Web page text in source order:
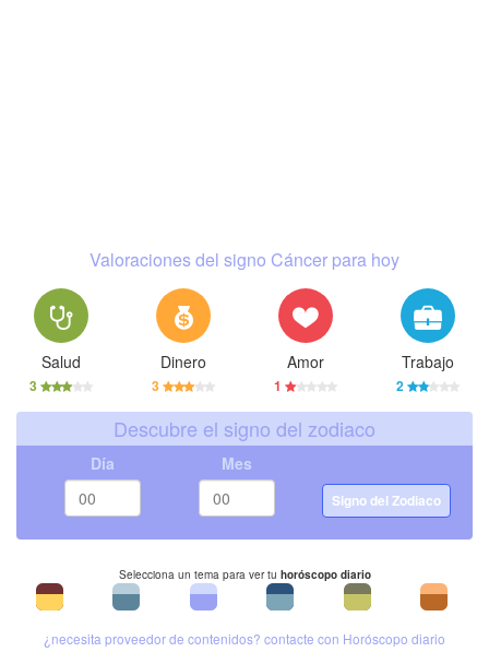
Valoraciones del signo Cáncer para hoy
Salud
3
Dinero
3
Amor
1
Trabajo
2
Descubre el signo del zodiaco
Día Mes
Signo del Zodiaco
Selecciona un tema para ver tu horóscopo diario
¿necesita proveedor de contenidos? contacte con Horóscopo diario